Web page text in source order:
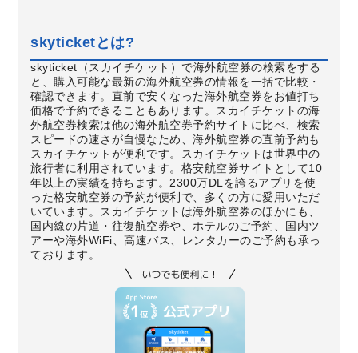
skyticketとは?
skyticket（スカイチケット）で海外航空券の検索をする
と、購入可能な最新の海外航空券の情報を一括で比較・
確認できます。直前で安くなった海外航空券をお値打ち
価格で予約できることもあります。スカイチケットの海
外航空券検索は他の海外航空券予約サイトに比べ、検索
スピードの速さが自慢なため、海外航空券の直前予約も
スカイチケットが便利です。スカイチケットは世界中の
旅行者に利用されています。格安航空券サイトとして10
年以上の実績を持ちます。2300万DLを誇るアプリを使
った格安航空券の予約が便利で、多くの方に愛用いただ
いています。スカイチケットは海外航空券のほかにも、
国内線の片道・往復航空券や、ホテルのご予約、国内ツ
アーや海外WiFi、高速バス、レンタカーのご予約も承っ
ております。